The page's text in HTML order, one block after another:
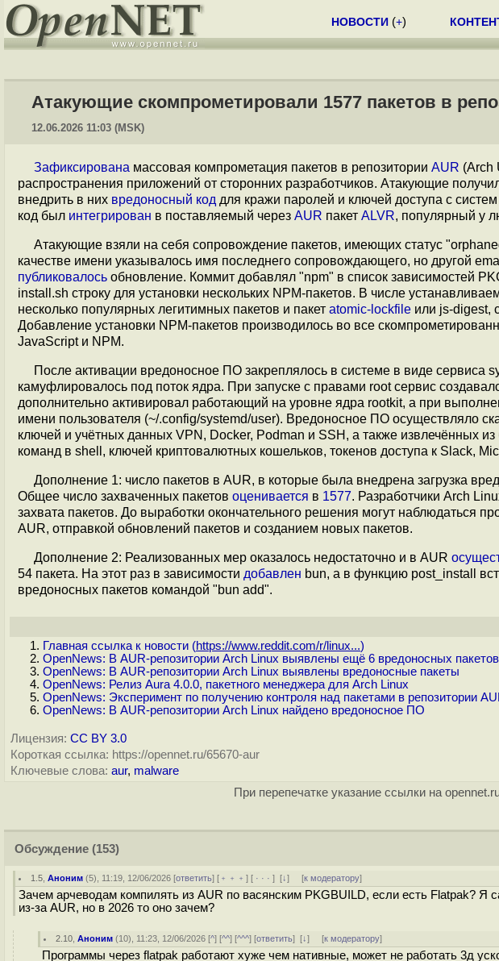
НОВОСТИ (+)
Атакующие скомпрометировали 1577 пакетов в
12.06.2026 11:03 (MSK)
Зафиксирована массовая компрометация пакетов в репозитории AUR (Arch
распространения приложений от сторонних разработчиков. Атакующие
внедрить в них вредоносный код для кражи паролей и ключей доступа с
код был интегрирован в поставляемый через AUR пакет ALVR, популярный у
Атакующие взяли на себя сопровождение пакетов, имеющих статус
качестве имени указывалось имя последнего сопровождающего, но другой
публиковалось обновление. Коммит добавлял "npm" в список зависимостей
install.sh строку для установки нескольких NPM-пакетов. В числе
несколько популярных легитимных пакетов и пакет atomic-lockfile или js-digest,
Добавление установки NPM-пакетов производилось во все
JavaScript и NPM.
После активации вредоносное ПО закреплялось в системе в виде
камуфлировалось под поток ядра. При запуске с правами root сервис
дополнительно активировал работающий на уровне ядра rootkit, а при
имени пользователя (~/.config/systemd/user). Вредоносное ПО осуществляло
ключей и учётных данных VPN, Docker, Podman и SSH, а также извлечённых
команд в shell, ключей криптовалютных кошельков, токенов доступа к Slack,
Дополнение 1: число пакетов в AUR, в которые была внедрена загрузка
Общее число захваченных пакетов оценивается в 1577. Разработчики Arch
захвата пакетов. До выработки окончательного решения могут наблюдаться
AUR, отправкой обновлений пакетов и созданием новых пакетов.
Дополнение 2: Реализованных мер оказалось недостаточно и в AUR
54 пакета. На этот раз в зависимости добавлен bun, а в функцию post_install
вредоносных пакетов командой "bun add".
Главная ссылка к новости (https://www.reddit.com/r/linux...)
OpenNews: В AUR-репозитории Arch Linux выявлены ещё 6 вредоносных пакетов
OpenNews: В AUR-репозитории Arch Linux выявлены вредоносные пакеты
OpenNews: Релиз Aura 4.0.0, пакетного менеджера для Arch Linux
OpenNews: Эксперимент по получению контроля над пакетами в репозитории
OpenNews: В AUR-репозитории Arch Linux найдено вредоносное ПО
Лицензия: CC BY 3.0
Короткая ссылка: https://opennet.ru/65670-aur
Ключевые слова: aur, malware
При перепечатке указание ссылки на
Обсуждение (153)
1.5 ,Аноним (5), 11:19, 12/06/2026 [ответить] [ ﹢﹢﹢] [ · · ·][↓] [к модератору]
Зачем арчеводам компилять из AUR по васянским PKGBUILD, если есть Flatpak? Я
из-за AUR, но в 2026 то оно зачем?
2.10 ,Аноним (10), 11:23, 12/06/2026 [^] [^^] [^^^] [ответить][↓] [к модератору]
Программы через flatpak работают хуже чем нативные, может не работать 3д